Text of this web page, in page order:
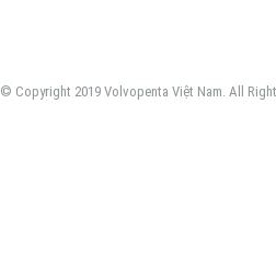
© Copyright 2019 Volvopenta Việt Nam. All